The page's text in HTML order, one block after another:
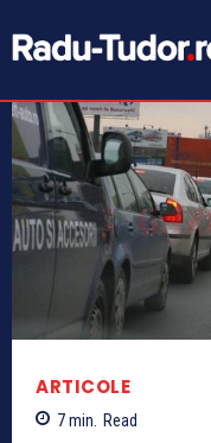
ARTICOLE
7min. Read